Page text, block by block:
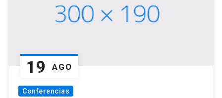
19 AGO
Conferencias